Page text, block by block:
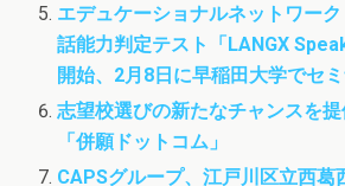
エデュケーショナルネットワー
話能力判定テスト「LANGX
開始、2月8日に早稲田大学でセ
志望校選びの新たなチャンスを
「併願ドットコム」
CAPSグループ、江戸川区立西葛